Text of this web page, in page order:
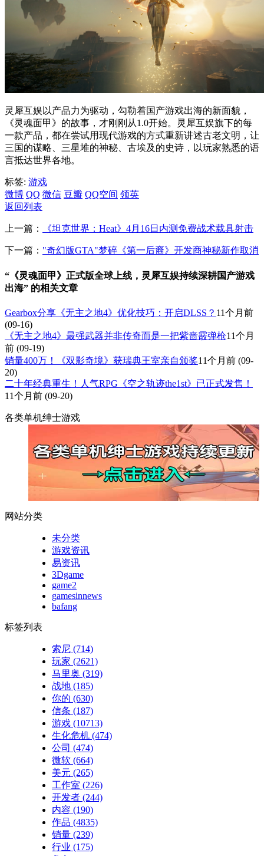
灵犀互娱以产品力为驱动，勾勒着国产游戏出海的新面貌，
《灵魂面甲》的故事，才刚刚从1.0开始。灵犀互娱旗下的每
一款产品，都在尝试用现代游戏的方式重新讲述古老文明，让
三国的谋略、三星堆的神秘、古埃及的史诗，以玩家熟悉的语
言抵达世界各地。
标签: 游戏
微博 QQ 微信 豆瓣 QQ空间 领英
返回列表
上一篇： 《坦克世界：Heat》4月16日内测免费战术载具射击
下一篇： "奇幻版GTA"梦碎《第一后裔》开发商神秘新作取消
“《灵魂面甲》正式版全球上线，灵犀互娱持续深耕国产游戏
出海” 的相关文章
Gearbox分享《无主之地4》优化技巧：开启DLSS？ 11个月前
(09-16)
《无主之地4》最强武器并非传奇而是一把紫啬霰弹枪11个月
前 (09-19)
销量400万！《双影奇境》获瑞典王室亲自颁奖11个月前 (09-
20)
二十年经典重生！人气RPG《空之轨迹the1st》已正式发售！
11个月前 (09-20)
各类单机绅士游戏
网站分类
未分类
游戏资讯
易资讯
3Dgame
game2
gamesinnews
bafang
标签列表
索尼 (714)
玩家 (2621)
马里奥 (319)
战地 (185)
你的 (630)
信条 (187)
游戏 (10713)
生化危机 (474)
公司 (474)
微软 (664)
美元 (265)
工作室 (226)
开发者 (244)
内容 (190)
作品 (4835)
销量 (239)
行业 (175)